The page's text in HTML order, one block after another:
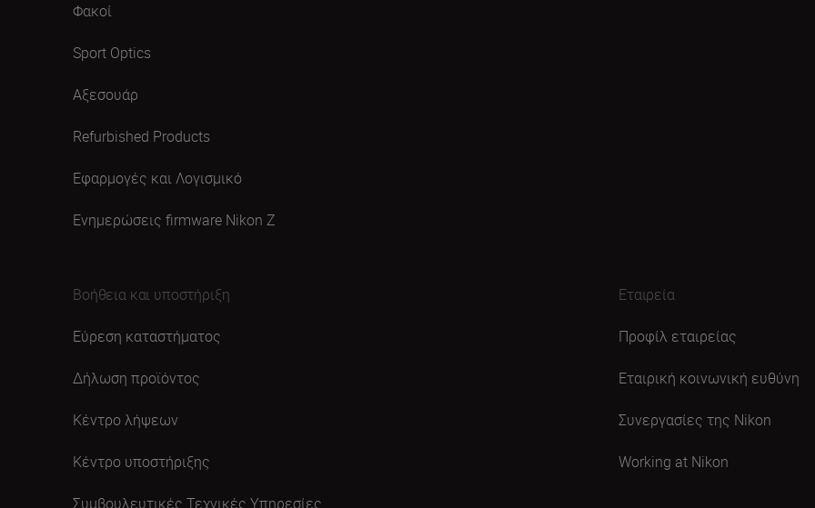
Φακοί
Sport Optics
Αξεσουάρ
Refurbished Products
Εφαρμογές και Λογισμικό
Ενημερώσεις firmware Nikon Ζ
Βοήθεια και υποστήριξη
Εύρεση καταστήματος
Δήλωση προϊόντος
Κέντρο λήψεων
Κέντρο υποστήριξης
Συμβουλευτικές Τεχνικές Υπηρεσίες
Εταιρεία
Προφίλ εταιρείας
Εταιρική κοινωνική ευθύνη
Συνεργασίες της Nikon
Working at Nikon